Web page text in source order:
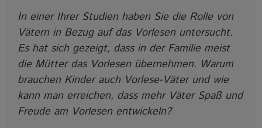
In einer Ihrer Studien haben Sie die Rolle von
Vätern in Bezug auf das Vorlesen untersucht.
Es hat sich gezeigt, dass in der Familie meist
die Mütter das Vorlesen übernehmen. Warum
brauchen Kinder auch Vorlese-Väter und wie
kann man erreichen, dass mehr Väter Spaß und
Freude am Vorlesen entwickeln?